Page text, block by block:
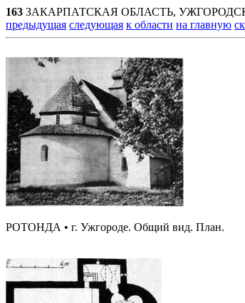
163 ЗАКАРПАТСКАЯ ОБЛАСТЬ,
предыдущая следующая к области на главную
РОТОНДА • г. Ужгороде. Общий вид. План.